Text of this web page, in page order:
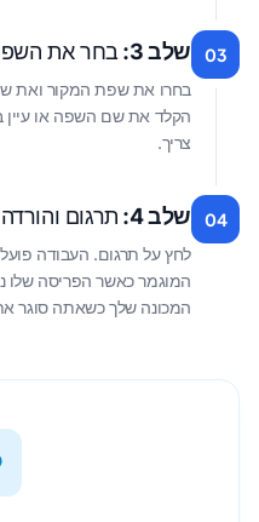
03 שלב 3: בחר את
הקלד את שם השפה או
צריך.
04 שלב 4: תרגום והורדה
לחץ על תרגום. העבודה
המוגמר כאשר הפריסה
המכונה שלך כשאתה סוגר